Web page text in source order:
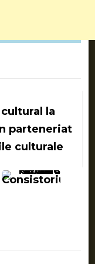
la
parteneriat
culturale